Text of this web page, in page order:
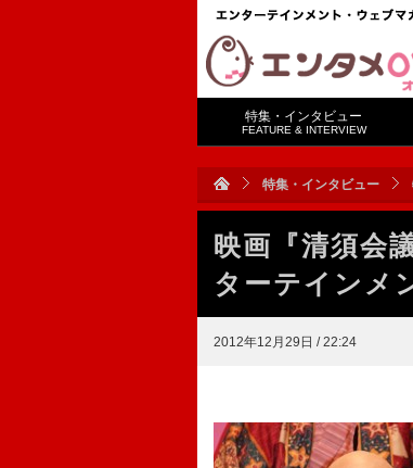
特集・インタビュー
FEATURE & INTERVIEW
特集・インタビュー
映画『清須会
ターテインメ
2012年12月29日 / 22:24